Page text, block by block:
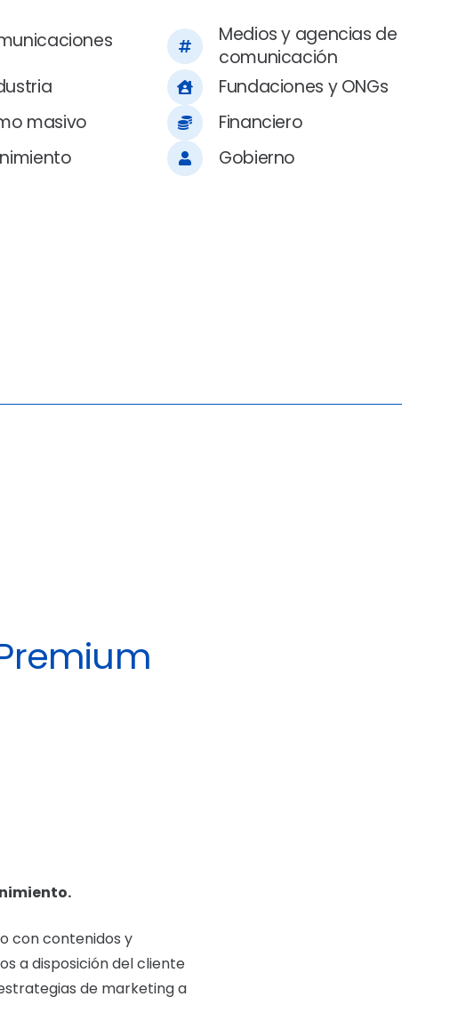
Medios y agencias de
comunicación
Fundaciones y ONGs
masivo
Financiero
Gobierno
con contenidos y
a disposición del cliente
de marketing a